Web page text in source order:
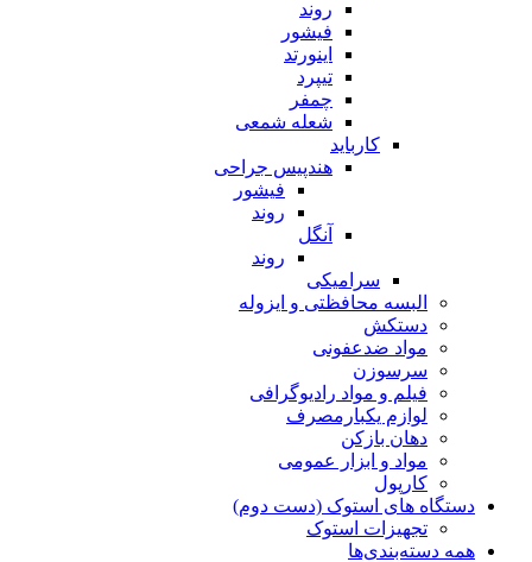
روند
فیشور
اینورتد
تیپرد
چمفر
شعله شمعی
کارباید
هندپیس جراحی
فیشور
روند
آنگل
روند
سرامیکی
البسه محافظتی و ایزوله
دستکش
مواد ضدعفونی
سرسوزن
فیلم و مواد رادیوگرافی
لوازم یکبارمصرف
دهان بازکن
مواد و ابزار عمومی
کارپول
دستگاه های استوک (دست دوم)
تجهیزات استوک
همه دسته‌بندی‌ها